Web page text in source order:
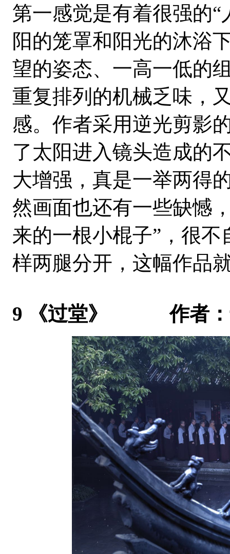
第一感觉是有着很强的
阳的笼罩和阳光的沐浴
望的姿态、一高一低的
重复排列的机械乏味，
感。作者采用逆光剪影
了太阳进入镜头造成的
大增强，真是一举两得
然画面也还有一些缺憾
来的一根小棍子”，很
样两腿分开，这幅作品
9 《过堂》 作者：